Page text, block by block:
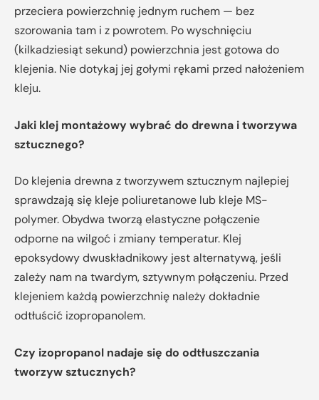
przeciera powierzchnię jednym ruchem — bez
szorowania tam i z powrotem. Po wyschnięciu
(kilkadziesiąt sekund) powierzchnia jest gotowa do
klejenia. Nie dotykaj jej gołymi rękami przed nałożeniem
kleju.
Jaki klej montażowy wybrać do drewna i tworzywa
sztucznego?
Do klejenia drewna z tworzywem sztucznym najlepiej
sprawdzają się kleje poliuretanowe lub kleje MS-
polymer. Obydwa tworzą elastyczne połączenie
odporne na wilgoć i zmiany temperatur. Klej
epoksydowy dwuskładnikowy jest alternatywą, jeśli
zależy nam na twardym, sztywnym połączeniu. Przed
klejeniem każdą powierzchnię należy dokładnie
odtłuścić izopropanolem.
Czy izopropanol nadaje się do odtłuszczania
tworzyw sztucznych?